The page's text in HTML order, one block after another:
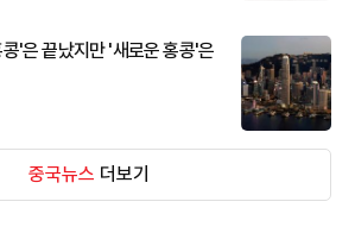
'은 끝났지만 '새로운 홍콩'은
중국뉴스 더보기